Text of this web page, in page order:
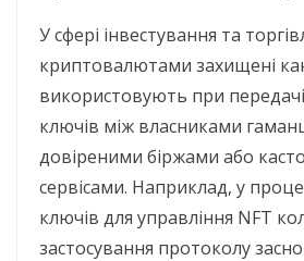
У сфері інвестування та
криптовалютами захищені
використовують при
ключів між власниками
довіреними біржами або
сервісами. Наприклад, у
ключів для управління NFT
застосування протоколу